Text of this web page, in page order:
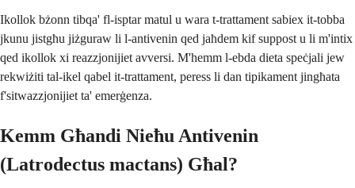
Ikollok bżonn tibqa' fl-isptar matul u wara t-trattament sabiex it-tobba
jkunu jistgħu jiżguraw li l-antivenin qed jaħdem kif suppost u li m'intix
qed ikollok xi reazzjonijiet avversi. M'hemm l-ebda dieta speċjali jew
rekwiżiti tal-ikel qabel it-trattament, peress li dan tipikament jingħata
f'sitwazzjonijiet ta' emerġenza.
Kemm Għandi Nieħu Antivenin
(Latrodectus mactans) Għal?